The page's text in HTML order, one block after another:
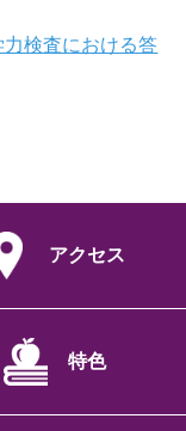
力検査における答
アクセス
特色